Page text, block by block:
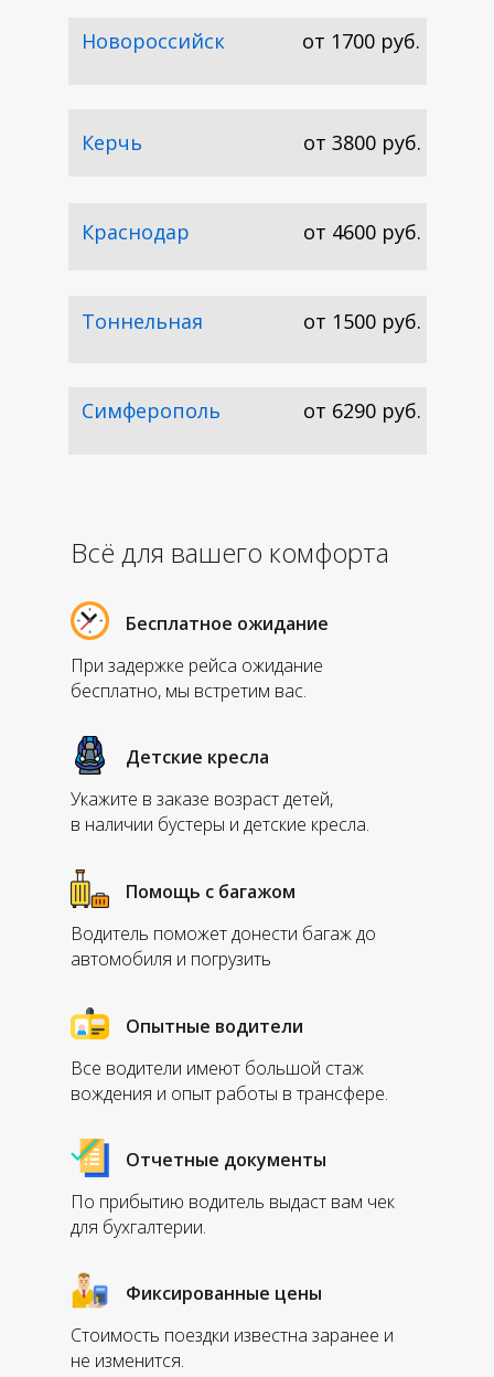
от 1700 руб.
Новороссийск
В Анапу от 3800 руб.
от 4600 руб.
от 1500 руб.
от 6290 руб.
Керчь
Краснодар
Тоннельная
Симферополь
При задержке рейса ожидание
бесплатно, мы встретим вас.
Укажите в заказе возраст детей,
в наличии бустеры и детские кресла.
Водитель поможет донести багаж до
автомобиля и погрузить
Бесплатное ожидание
Детские кресла
Помощь с багажом
Все водители имеют большой стаж
вождения и опыт работы в трансфере.
По прибытию водитель выдаст вам чек
для бухгалтерии.
Стоимость поездки известна заранее и
не изменится.
Опытные водители
Отчетные документы
Фиксированные цены
Всё для вашего комфорта